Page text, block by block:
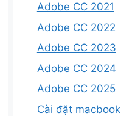
Adobe CC 2021
Adobe CC 2022
Adobe CC 2023
Adobe CC 2024
Adobe CC 2025
Cài đặt macbook